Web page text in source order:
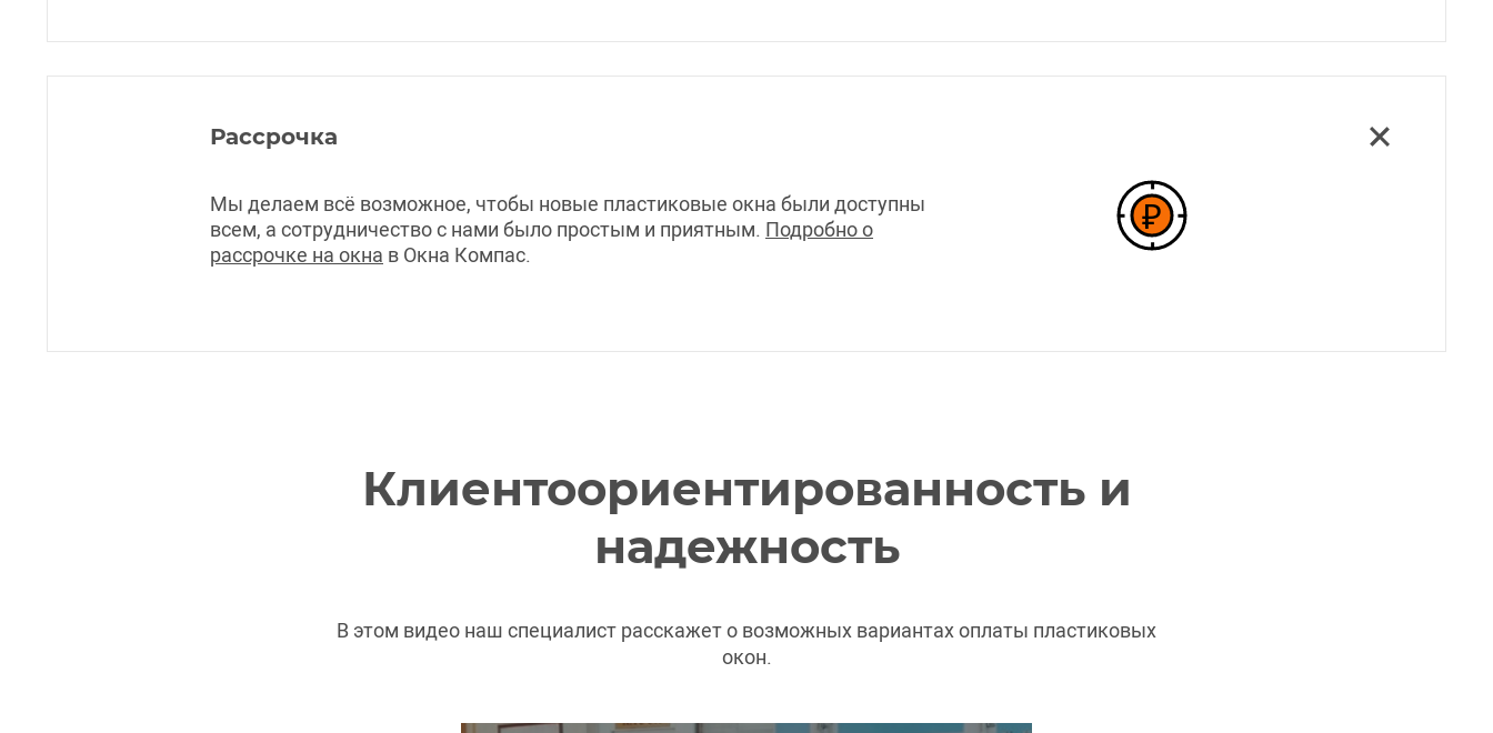
Рассрочка
Мы делаем всё возможное, чтобы новые пластиковые окна были доступны
всем, а сотрудничество с нами было простым и приятным. Подробно о
рассрочке на окна в Окна Компас.
Клиентоориентированность и
надежность
В этом видео наш специалист расскажет о возможных вариантах оплаты пластиковых
окон.